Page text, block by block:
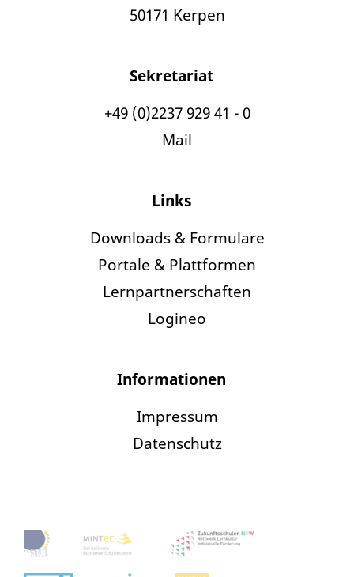
50171 Kerpen
Sekretariat
+49 (0)2237 929 41 - 0
Mail
Links
Downloads & Formulare
Portale & Plattformen
Lernpartnerschaften
Logineo
Informationen
Impressum
Datenschutz